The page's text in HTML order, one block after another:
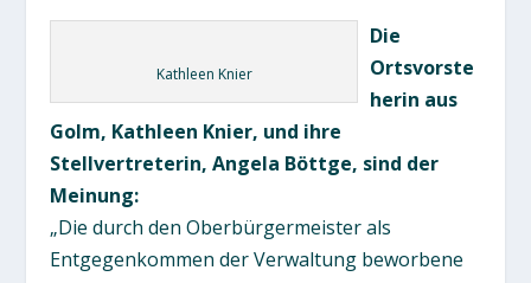
Kathleen Knier
Die
Ortsvorste
herin aus
Golm, Kathleen Knier, und ihre
Stellvertreterin, Angela Böttge, sind der
Meinung:
„Die durch den Oberbürgermeister als
Entgegenkommen der Verwaltung beworbene